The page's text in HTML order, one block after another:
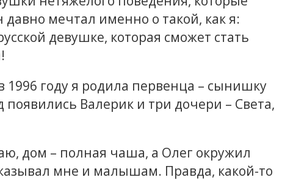
давно мечтал именно о такой, как я:
девушке, которая сможет стать
1996 году я родила первенца – сынишку
Валерик и три дочери – Света,
дом – полная чаша, а Олег окружил
мне и малышам. Правда, какой-то